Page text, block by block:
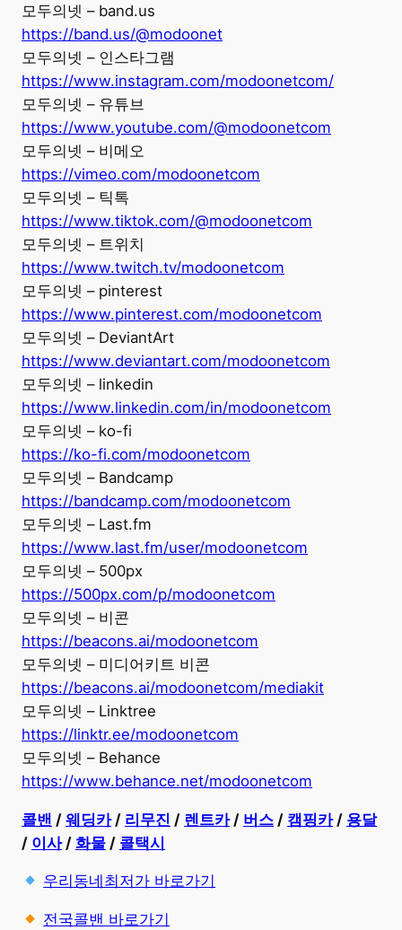
모두의넷 – band.us
https://band.us/@modoonet
모두의넷 – 인스타그램
https://www.instagram.com/modoonetcom/
모두의넷 – 유튜브
https://www.youtube.com/@modoonetcom
모두의넷 – 비메오
https://vimeo.com/modoonetcom
모두의넷 – 틱톡
https://www.tiktok.com/@modoonetcom
모두의넷 – 트위치
https://www.twitch.tv/modoonetcom
모두의넷 – pinterest
https://www.pinterest.com/modoonetcom
모두의넷 – DeviantArt
https://www.deviantart.com/modoonetcom
모두의넷 – linkedin
https://www.linkedin.com/in/modoonetcom
모두의넷 – ko-fi
https://ko-fi.com/modoonetcom
모두의넷 – Bandcamp
https://bandcamp.com/modoonetcom
모두의넷 – Last.fm
https://www.last.fm/user/modoonetcom
모두의넷 – 500px
https://500px.com/p/modoonetcom
모두의넷 – 비콘
https://beacons.ai/modoonetcom
모두의넷 – 미디어키트 비콘
https://beacons.ai/modoonetcom/mediakit
모두의넷 – Linktree
https://linktr.ee/modoonetcom
모두의넷 – Behance
https://www.behance.net/modoonetcom
콜밴 / 웨딩카/ 리무진 / 렌트카/ 버스 / 캠핑카/ 용달
/ 이사/ 화물 / 콜택시
우리동네최저가 바로가기
전국콜밴 바로가기